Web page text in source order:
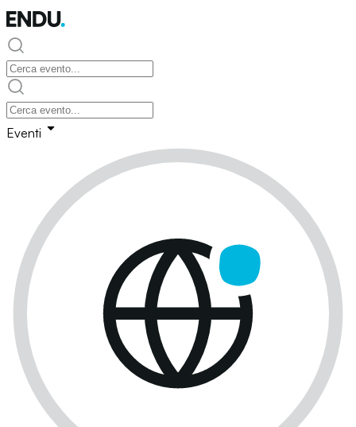
Eventi